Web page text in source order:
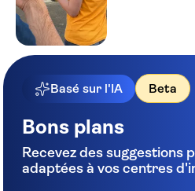
Basé sur l'IA Beta
Bons plans
Recevez des suggestions
adaptées à vos centres